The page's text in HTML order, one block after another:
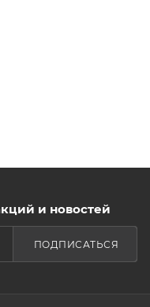
и новостей
ПОДПИСАТЬСЯ